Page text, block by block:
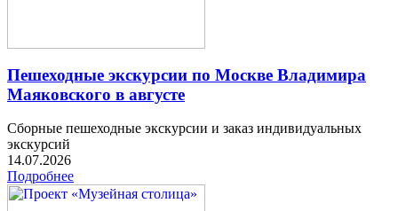
Пешеходные экскурсии по Москве Владимира
Маяковского в августе
Сборные пешеходные экскурсии и заказ индивидуальных
экскурсий
14.07.2026
Подробнее